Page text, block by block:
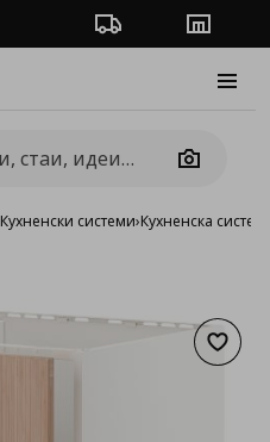
Проследяване на
Camera
Кухненски системи›Кухненска